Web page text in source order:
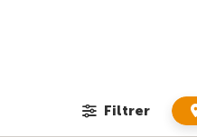
Filtrer